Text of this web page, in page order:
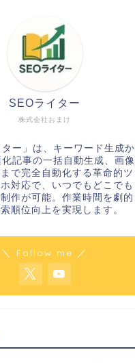
株式会社おまけ
SEOライター
ター」は、キーワード生成か
化記事の一括自動生成、画像
で完全自動化する革命的ツ
対応で、いつでもどこでも
作が可能。作業時間を劇的
順位向上を実現します。
＼ Follow me ／